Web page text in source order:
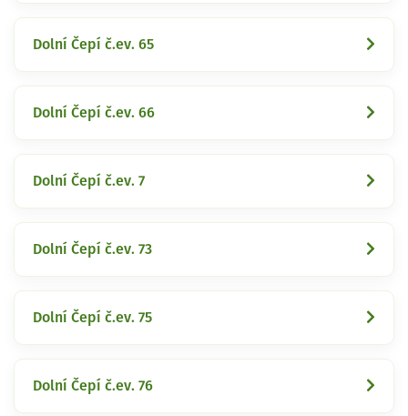
Dolní Čepí č.ev. 65
Dolní Čepí č.ev. 66
Dolní Čepí č.ev. 7
Dolní Čepí č.ev. 73
Dolní Čepí č.ev. 75
Dolní Čepí č.ev. 76